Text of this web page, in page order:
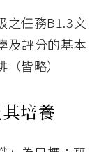
之任務B1.3文
及評分的基本
皆略）
培養